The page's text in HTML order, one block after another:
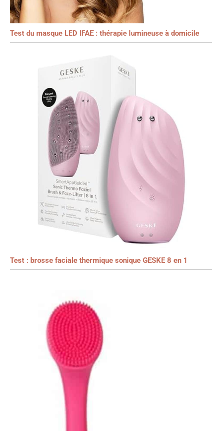
Test du masque LED IFAE : thérapie lumineuse à domicile
Test : brosse faciale thermique sonique GESKE 8 en 1